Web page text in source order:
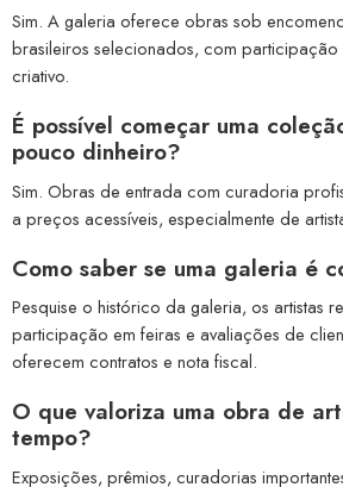
Sim. A galeria oferece obras sob
brasileiros selecionados, com
criativo.
É possível começar uma
pouco dinheiro?
Sim. Obras de entrada com curadoria
a preços acessíveis, especialmente de
Como saber se uma galeria é
Pesquise o histórico da galeria, os artistas
participação em feiras e avaliações de
oferecem contratos e nota fiscal.
O que valoriza uma obra de
tempo?
Exposições, prêmios, curadorias